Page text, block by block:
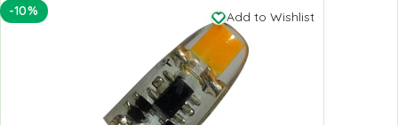
-10%
Add to Wishlist